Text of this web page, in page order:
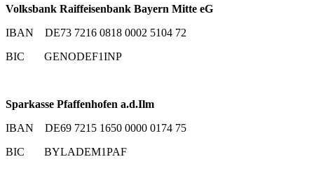
Volksbank Raiffeisenbank Bayern Mitte eG
IBAN DE73 7216 0818 0002 5104 72
BIC GENODEF1INP
Sparkasse Pfaffenhofen a.d.Ilm
IBAN DE69 7215 1650 0000 0174 75
BIC BYLADEM1PAF